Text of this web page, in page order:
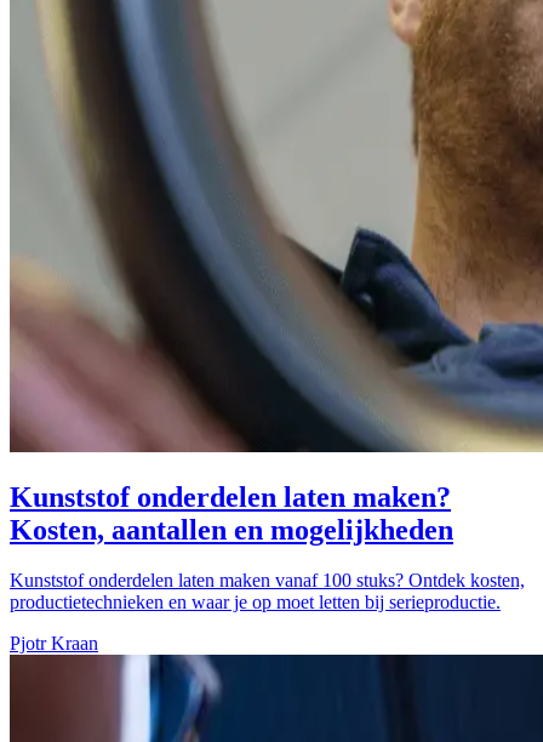
Kunststof onderdelen laten maken?
Kosten, aantallen en mogelijkheden
Kunststof onderdelen laten maken vanaf 100 stuks? Ontdek kosten,
productietechnieken en waar je op moet letten bij serieproductie.
Pjotr Kraan